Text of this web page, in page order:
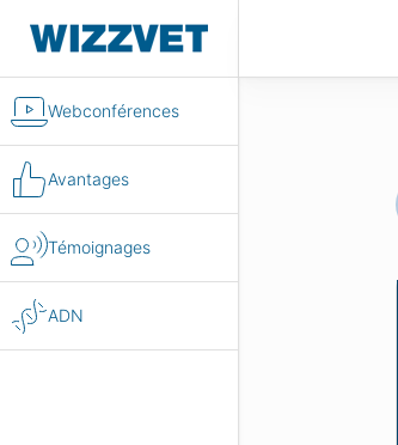
Webconférences
Avantages
Témoignages
ADN